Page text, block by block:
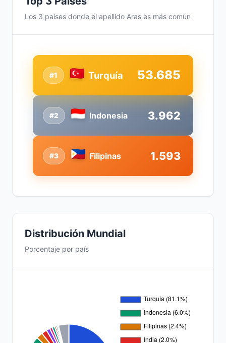
Los 3 países donde el apellido Aras es más común
#2 Indonesia 3.962
#1 Turquía 53.685
#3 Filipinas 1.593
Distribución Mundial
Porcentaje por país